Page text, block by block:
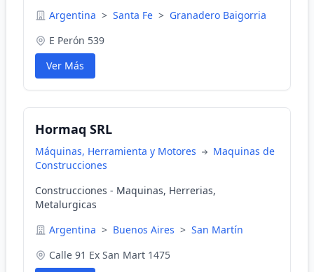
Argentina > Santa Fe > Granadero Baigorria
E Perón 539
Ver Más
Hormaq SRL
Máquinas, Herramienta y Motores
Maquinas de
Construcciones
Construcciones - Maquinas, Herrerias,
Metalurgicas
Argentina > Buenos Aires > San Martín
Calle 91 Ex San Mart 1475